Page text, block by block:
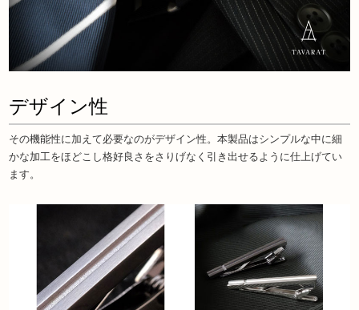
デザイン性
その機能性に加えて必要なのがデザイン性。本製品はシンプルな中に細
かな加工をほどこし格好良さをさりげなく引き出せるように仕上げてい
ます。